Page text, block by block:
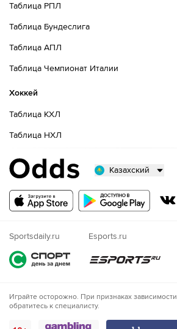
Таблица РПЛ
Таблица Бундеслига
Таблица АПЛ
Таблица Чемпионат Италии
Хоккей
Таблица КХЛ
Таблица НХЛ
Казахский
Русский
Nigeria
Sportsdaily.ru Esports.ru
Играйте осторожно. При признаках зависимости
обратитесь к специалисту.